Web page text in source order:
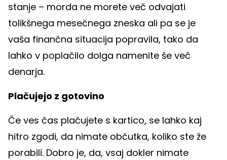
stanje – morda ne morete več odvajati
tolikšnega mesečnega zneska ali pa se je
vaša finančna situacija popravila, tako da
lahko v poplačilo dolga namenite še več
denarja.
Plačujejo z gotovino
Če ves čas plačujete s kartico, se lahko kaj
hitro zgodi, da nimate občutka, koliko ste že
porabili. Dobro je, da, vsaj dokler nimate